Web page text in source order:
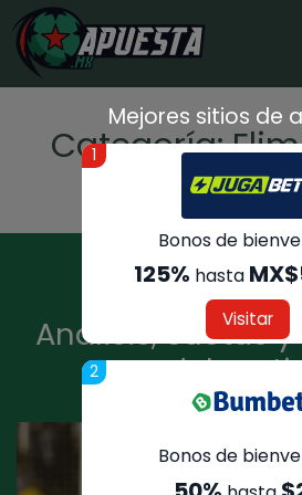
Categoría:
Análisis, cuotas
del
Mejores sitios de
1
Bonos de
125% hasta
Visitar
2
Bonos de